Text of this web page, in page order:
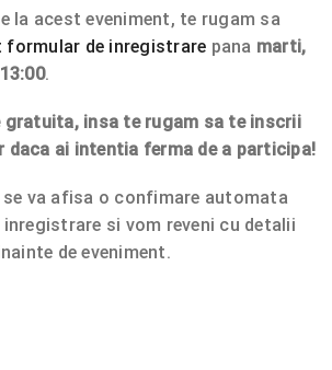
la acest eveniment, te rugam sa
formular de inregistrare pana marti,
.
gratuita, insa te rugam sa te inscrii
daca ai intentia ferma de a participa!
va afisa o confimare automata
si vom reveni cu detalii
de eveniment.